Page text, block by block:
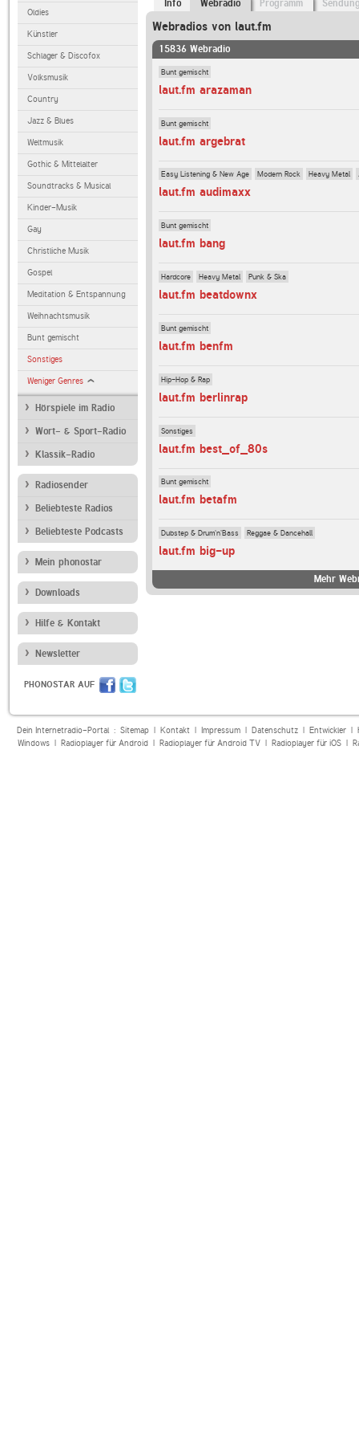
Oldies
Künstler
Schlager & Discofox
Volksmusik
Country
Jazz & Blues
Weltmusik
Gothic & Mittelalter
Soundtracks & Musical
Kinder-Musik
Gay
Christliche Musik
Gospel
Meditation & Entspannung
Weihnachtsmusik
Bunt gemischt
Sonstiges
Weniger Genres
Hörspiele im Radio
Wort- & Sport-Radio
Klassik-Radio
Radiosender
Beliebteste Radios
Beliebteste Podcasts
Mein phonostar
Downloads
Hilfe & Kontakt
Newsletter
PHONOSTAR AUF
Info Webradio Programm
Webradios von laut.fm
15836 Webradio
Bunt gemischt
laut.fm arazaman
Bunt gemischt
laut.fm argebrat
Easy Listening & New Age Modern Rock Heavy Metal
laut.fm audimaxx
Bunt gemischt
laut.fm bang
Hardcore Heavy Metal Punk & Ska
laut.fm beatdownx
Bunt gemischt
laut.fm benfm
Hip-Hop & Rap
laut.fm berlinrap
Sonstiges
laut.fm best_of_80s
Bunt gemischt
laut.fm betafm
Dubstep & Drum'n'Bass Reggae & Dancehall
laut.fm big-up
Mehr
Dein Internetradio-Portal : Sitemap| Kontakt| Impressum| Datenschutz| Entwickler|
Windows| Radioplayer für Android| Radioplayer für Android TV| Radioplayer für iOS|